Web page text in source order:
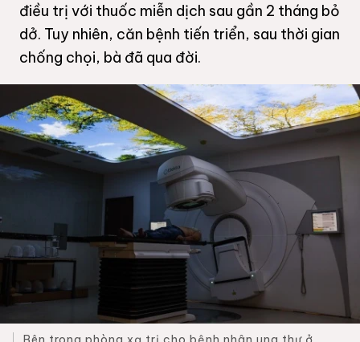
điều trị với thuốc miễn dịch sau gần 2 tháng bỏ
dở. Tuy nhiên, căn bệnh tiến triển, sau thời gian
chống chọi, bà đã qua đời.